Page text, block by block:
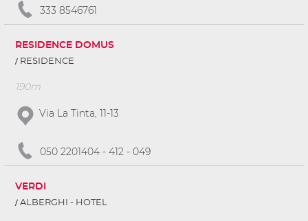
333 8546761
RESIDENCE DOMUS
RESIDENCE
190m
Via La Tinta, 11-13
050 2201404 - 412 - 049
VERDI
ALBERGHI - HOTEL